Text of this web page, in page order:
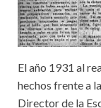
El año 1931 al
hechos frente a
Director de la